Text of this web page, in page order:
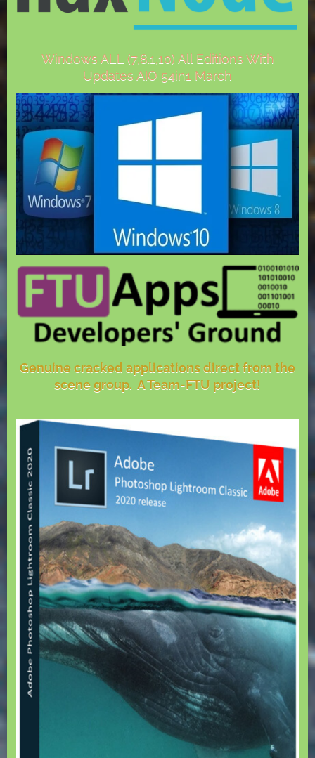
Windows ALL (7,8.1,10) All Editions With
Updates AIO 54in1 March
Genuine cracked applications direct from the
scene group. A Team-FTU project!